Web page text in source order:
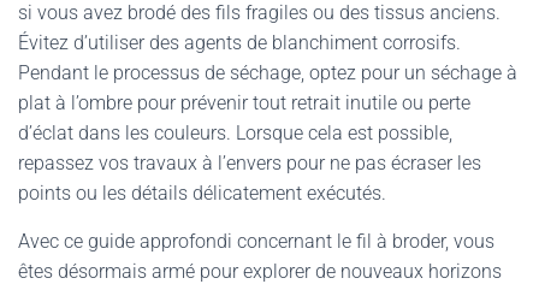
si vous avez brodé des fils fragiles ou des tissus anciens.
Évitez d’utiliser des agents de blanchiment corrosifs.
Pendant le processus de séchage, optez pour un séchage à
plat à l’ombre pour prévenir tout retrait inutile ou perte
d’éclat dans les couleurs. Lorsque cela est possible,
repassez vos travaux à l’envers pour ne pas écraser les
points ou les détails délicatement exécutés.
Avec ce guide approfondi concernant le fil à broder, vous
êtes désormais armé pour explorer de nouveaux horizons